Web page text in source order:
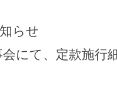
らせ
にて、定款施行